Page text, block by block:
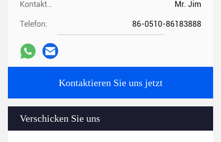
Kontaktpersonen: Mr. Jim
Telefon: 86-0510-86183888
Kontaktieren Sie uns jetzt
Verschicken Sie uns